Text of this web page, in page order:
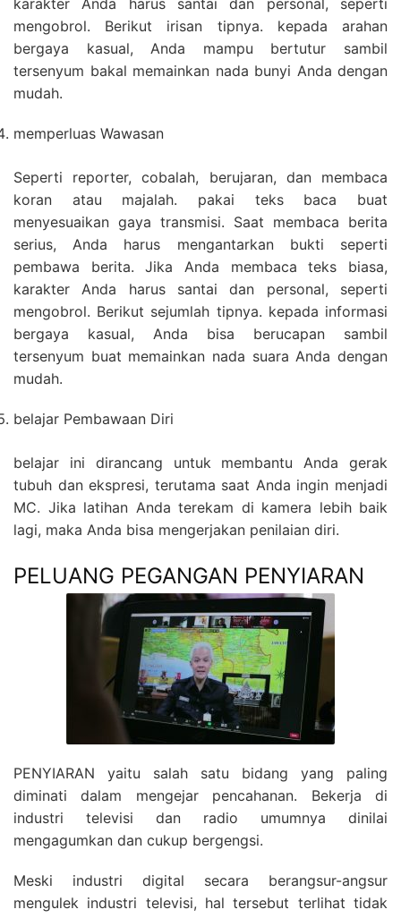
karakter Anda harus santai dan personal, seperti
mengobrol. Berikut irisan tipnya. kepada arahan
bergaya kasual, Anda mampu bertutur sambil
tersenyum bakal memainkan nada bunyi Anda dengan
mudah.
memperluas Wawasan
Seperti reporter, cobalah, berujaran, dan membaca
koran atau majalah. pakai teks baca buat
menyesuaikan gaya transmisi. Saat membaca berita
serius, Anda harus mengantarkan bukti seperti
pembawa berita. Jika Anda membaca teks biasa,
karakter Anda harus santai dan personal, seperti
mengobrol. Berikut sejumlah tipnya. kepada informasi
bergaya kasual, Anda bisa berucapan sambil
tersenyum buat memainkan nada suara Anda dengan
mudah.
belajar Pembawaan Diri
belajar ini dirancang untuk membantu Anda gerak
tubuh dan ekspresi, terutama saat Anda ingin menjadi
MC. Jika latihan Anda terekam di kamera lebih baik
lagi, maka Anda bisa mengerjakan penilaian diri.
PELUANG PEGANGAN PENYIARAN
PENYIARAN yaitu salah satu bidang yang paling
diminati dalam mengejar pencahanan. Bekerja di
industri televisi dan radio umumnya dinilai
mengagumkan dan cukup bergengsi.
Meski industri digital secara berangsur-angsur
mengulek industri televisi, hal tersebut terlihat tidak